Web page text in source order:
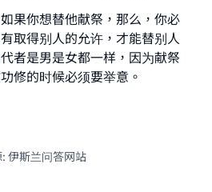
果你想替他献祭，那么，你必
取得别人的允许，才能替别人
者是男是女都一样，因为献祭
修的时候必须要举意。
: 伊斯兰问答网站